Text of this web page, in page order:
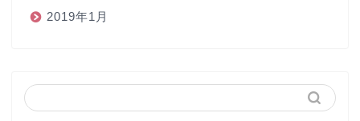
2019年1月
インク